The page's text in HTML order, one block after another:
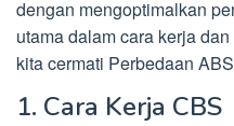
dengan mengoptimalkan
utama dalam cara kerja
kita cermati Perbedaan
1. Cara Kerja CBS